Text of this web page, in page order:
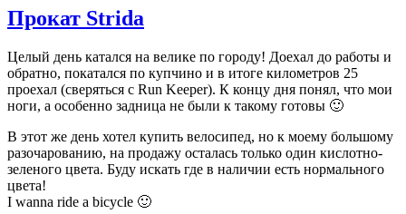
Прокат Strida
Целый день катался на велике по городу! Доехал до работы и
обратно, покатался по купчино и в итоге километров 25
проехал (сверяться с Run Keeper). К концу дня понял, что мои
ноги, а особенно задница не были к такому готовы 🙂
В этот же день хотел купить велосипед, но к моему большому
разочарованию, на продажу осталась только один кислотно-
зеленого цвета. Буду искать где в наличии есть нормального
цвета!
I wanna ride a bicycle 🙂